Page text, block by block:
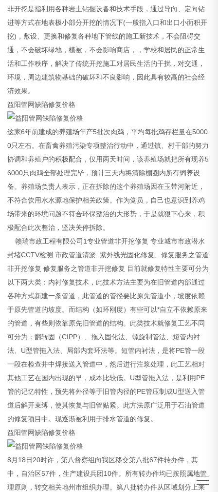
非开挖是指利用各种岩土钻掘设备和技术手段，通过导向、定向钻
进等方式在地表极小部分开挖的情况下(一般指入口和出口小面积开
挖)，敷设、更换和修复各种地下管线的施工新技术，不会阻碍交
通，不会破坏绿地，植被，不会影响商店，，学校和居民的正常生
活和工作秩序，解决了传统开挖施工对居民生活的干扰，对交通，
环境，周边建筑物基础的破坏和不良影响，因此具有较高的社会经
济效果。
益阳管网缺陷修复价格
这家6年前建成的养殖场年产5批次肉鸡，平均每批鸡存栏量在5000
0只左右。在畜禽养殖污染专项整治行动中，通过镇、村干部的努力
协调和养殖户的积极配合，仅用两天时间，该养殖场就把所有现养5
6000只肉鸡全部处理完毕，预计三天内将清除棚圈内所有饲养设
备。养殖场负责人表示，正在拆除的这个养殖场因在玉带河附近，
不符合饮用水水源地保护相关政策。作为党员，自己也意识到养鸡
场带来的环境问题不符合环保整治的大形势，于是就狠下心来，积
极配合此次整治，坚决关停拆除。
赣瑞市政工程有限公司1专业管道非开挖修复 专业城市市政潜水
封堵CCTV检测 市政管道清淤 紫外线光固化修复、修复服务之管道
非开挖修复 修复服务之管道非开挖修复 目前就修复特性主要可分为
以下两大类：内衬修复技术，此技术方法主要为在旧管道内部通过
各种方式新建一条管道，此管道的管径要比原先管道小，坡度依赖
于原先管道的坡度。而结构（如环刚度）有些可以*自立不依赖原来
的管道，有些则依靠原先旧管道的结构。此类技术就修复工艺不同
可分为：翻转固（CIPP）、拖入固化法、螺旋制管法、短管内衬
法、U型管拖入法、局部内套环法等。短管内衬法，是将PE管一段
一段在检查井中焊接送入管道中，然后进行注浆处理，此工艺相对
其他工艺在国内出现的早，成本比较低。U型管拖入法，是利用PE
管的记忆特性，预先将外径等于旧管内径的PE管压制成U型送入管
道后解开束缚，使其恢复与旧管贴紧。此方法原广泛用于石油管道
的修复项目中。现逐渐被利用于排水管道的修复。
益阳管网缺陷修复价格
8月18日20时许，第八督察组向我区移交第八批67件转办件，其
中，自治区57件，生产建设兵团10件。所有转办件均已按照属地管
理原则，转交相关地州市组织办理。第八批转办件从区域划分上来